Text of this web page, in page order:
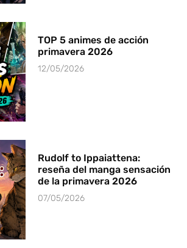
TOP 5 animes de acción
primavera 2026
12/05/2026
Rudolf to Ippaiattena:
reseña del manga sensación
de la primavera 2026
07/05/2026